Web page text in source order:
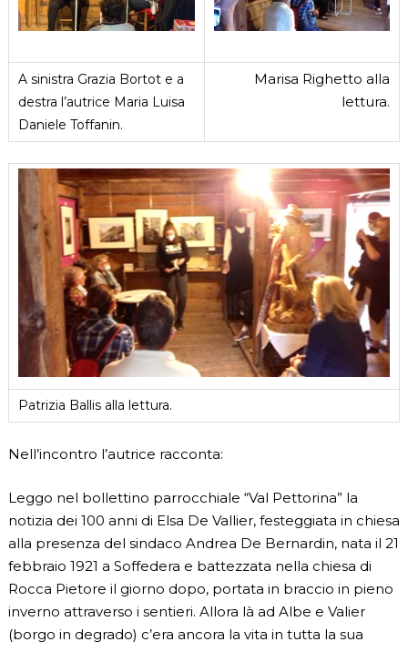
A sinistra Grazia Bortot e a
destra l’autrice Maria Luisa
Daniele Toffanin.
Marisa Righetto alla
lettura.
Patrizia Ballis alla lettura.
Nell’incontro l’autrice racconta:
Leggo nel bollettino parrocchiale “Val Pettorina” la
notizia dei 100 anni di Elsa De Vallier, festeggiata in chiesa
alla presenza del sindaco Andrea De Bernardin, nata il 21
febbraio 1921 a Soffedera e battezzata nella chiesa di
Rocca Pietore il giorno dopo, portata in braccio in pieno
inverno attraverso i sentieri. Allora là ad Albe e Valier
(borgo in degrado) c’era ancora la vita in tutta la sua